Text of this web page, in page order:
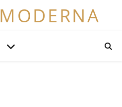
MODERNA